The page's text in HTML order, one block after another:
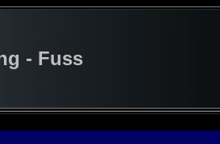
- Fuss